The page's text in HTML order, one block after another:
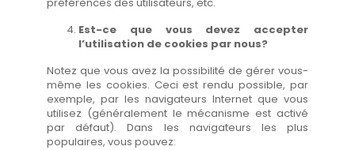
Est-ce que vous devez accepter
l’utilisation de cookies par nous?
Notez que vous avez la possibilité de gérer vous-
même les cookies. Ceci est rendu possible, par
exemple, par les navigateurs Internet que vous
utilisez (généralement le mécanisme est activé
par défaut). Dans les navigateurs les plus
populaires, vous pouvez: